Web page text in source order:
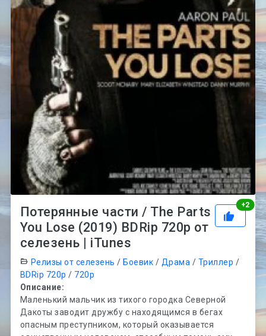
+2
Потерянные части / The Parts
You Lose (2019) BDRip 720p от
селезень | iTunes
Релизы от селезень / Боевик / Драма / Триллер /
BDRip 720p / 720p
Описание:
Маленький мальчик из тихого городка Северной
Дакоты заводит дружбу с находящимся в бегах
опасным преступником, который оказывается